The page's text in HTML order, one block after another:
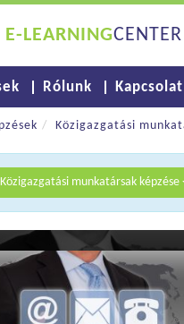
E-LEARNINGCENTER
Rólunk Kapcsolat
Közigazgatási
Közigazgatási munkatársak képzése